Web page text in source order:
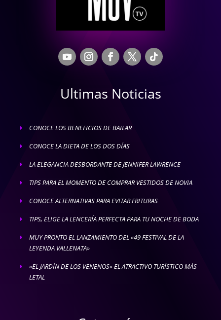
Ultimas Noticias
E CONOCE LOS BENEFICIOS DE BAILAR
E CONOCE LA DIETA DE LOS DOS DÍAS
E LA ELEGANCIA DESBORDANTE DE JENNIFER LAWRENCE
E TIPS PARA EL MOMENTO DE COMPRAR VESTIDOS DE NOVIA
E CONOCE ALTERNATIVAS PARA EVITAR FRITURAS
E TIPS, ELIGE LA LENCERÍA PERFECTA PARA TU NOCHE DE BODA
E
MUY PRONTO EL LANZAMIENTO DEL «49 FESTIVAL DE LA
LEYENDA VALLENATA»
E
»EL JARDÍN DE LOS VENENOS» EL ATRACTIVO TURÍSTICO MÁS
LETAL